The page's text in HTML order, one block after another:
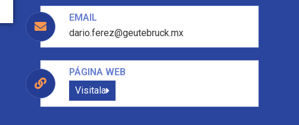
EMAIL
dario.ferez@geutebruck.mx
PÁGINA WEB
Visitala